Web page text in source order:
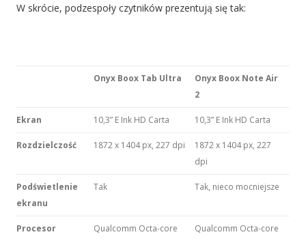
W skrócie, podzespoły czytników prezentują się tak:
Onyx Boox Tab Ultra
Onyx Boox Note Air
2
Ekran 10,3” E Ink HD Carta 10,3” E Ink HD Carta
Rozdzielczość 1872 x 1404 px, 227 dpi
1872 x 1404 px, 227
dpi
Podświetlenie
ekranu
Tak Tak, nieco mocniejsze
Procesor Qualcomm Octa-core Qualcomm Octa-core